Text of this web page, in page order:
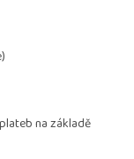
na základě